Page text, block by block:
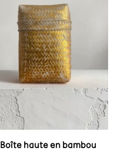
Boîte haute en bambou